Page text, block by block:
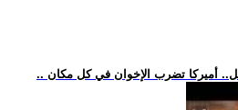
أميركا تضرب الإخوان في كل مكان